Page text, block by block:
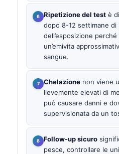
Ripetizione del test è
dopo 8-12 settimane di
dell’esposizione
un’emivita
sangue.
Chelazione non viene
lievemente elevati di
può causare danni e
supervisionata da un
Follow-up sicuro
pesce, controllare le